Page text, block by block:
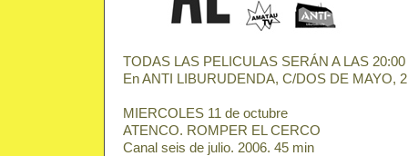
TODAS LAS PELICULAS SERÁN A LAS
En ANTI LIBURUDENDA, C/DOS DE MAYO,
MIERCOLES 11 de octubre
ATENCO. ROMPER EL CERCO
Canal seis de julio. 2006. 45 min